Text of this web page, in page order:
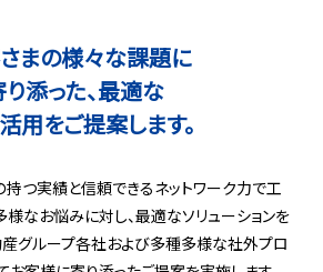
まの様々な課題に
添った、最適な
用をご提案します。
つ実績と信頼できるネットワーク力で工
なお悩みに対し、最適なソリューションを
グループ各社および多種多様な社外プロ